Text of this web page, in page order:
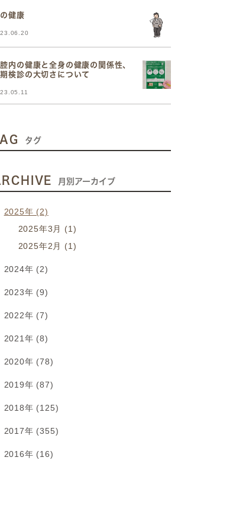
健康
腔内の健康と全身の健康の関係性、
検診の大切さについて
タグ
月別アーカイブ
2025年 (2)
2025年3月 (1)
2025年2月 (1)
2024年 (2)
2023年 (9)
2022年 (7)
2021年 (8)
2020年 (78)
2019年 (87)
2018年 (125)
2017年 (355)
2016年 (16)